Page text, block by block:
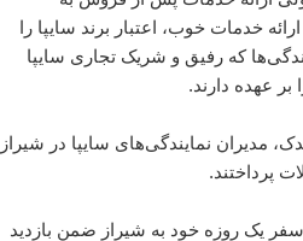
خدمات خوب، اعتبار برند سایپا را
که رفیق و شریک تجاری سایپا
عهده دارند.
مدیران نمایندگی‌های سایپا در شیراز
پرداختند.
یک روزه خود به شیراز ضمن بازدید